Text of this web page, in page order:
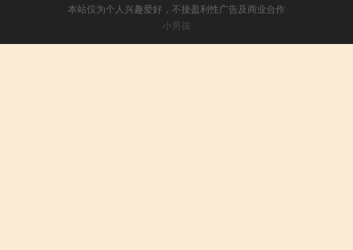
本站仅为个人兴趣爱好，不接盈利性广告及商业合作
小男孩